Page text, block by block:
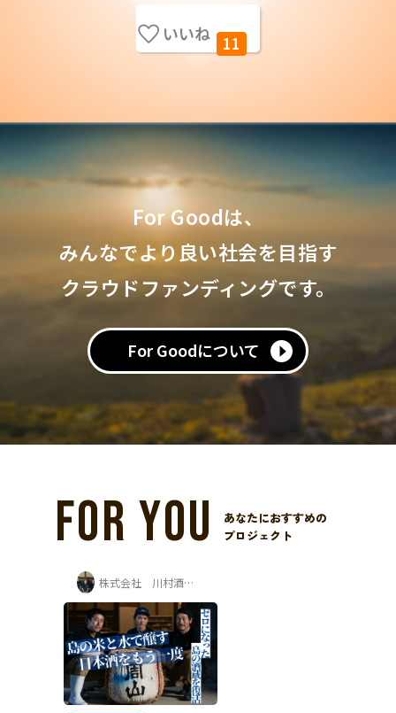
いいね 11
For Goodは、
みんなでより良い社会を目指す
クラウドファンディングです。
For Goodについて
FOR YOU
あなたにおすすめの
プロジェクト
株式会社 川村酒造場